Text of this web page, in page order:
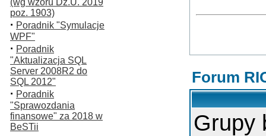
(wg wzoru Dz.U. 2019
poz. 1903)
· Poradnik "Symulacje
WPF"
· Poradnik
"Aktualizacja SQL
Server 2008R2 do
SQL 2012"
· Poradnik
"Sprawozdania
finansowe" za 2018 w
BeSTii
Forum
Grupy